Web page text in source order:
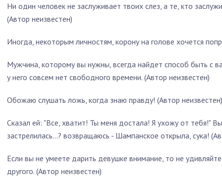
Ни один человек не заслуживает твоих слез, а те, кто
(Автор неизвестен)
Иногда, некоторым личностям, корону на голове хочется
Мужчина, которому вы нужны, всегда найдет способ быть с
у него совсем нет свободного времени. (Автор неизвестен)
Обожаю слушать ложь, когда знаю правду! (Автор неизвестен)
Сказал ей: "Все, хватит! Ты меня достала! Я ухожу от тебя!"
застрелилась...? возвращаюсь - Шампанское открыла, сука!
Если вы не умеете дарить девушке внимание, то не
другого. (Автор неизвестен)